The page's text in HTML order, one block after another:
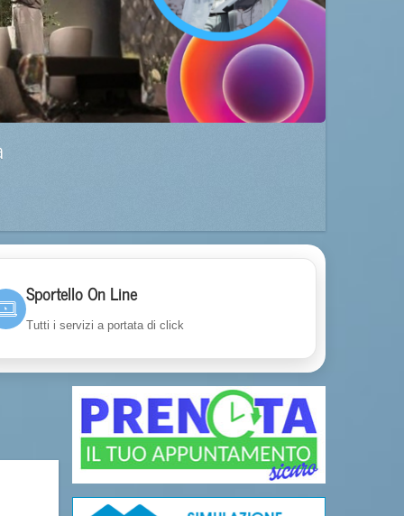
Sportello On Line
Tutti i servizi a portata di click